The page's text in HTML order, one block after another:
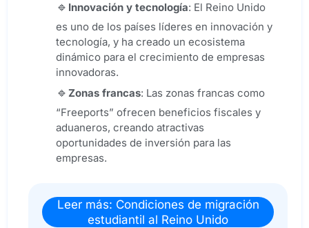
Innovación y tecnología: El Reino Unido
es uno de los países líderes en innovación y
tecnología, y ha creado un ecosistema
dinámico para el crecimiento de empresas
innovadoras.
Zonas francas: Las zonas francas como
“Freeports” ofrecen beneficios fiscales y
aduaneros, creando atractivas
oportunidades de inversión para las
empresas.
Leer más: Condiciones de migración
estudiantil al Reino Unido